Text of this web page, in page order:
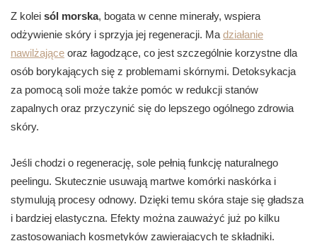
Z kolei sól morska, bogata w cenne minerały, wspiera
odżywienie skóry i sprzyja jej regeneracji. Ma działanie
nawilżające oraz łagodzące, co jest szczególnie korzystne dla
osób borykających się z problemami skórnymi. Detoksykacja
za pomocą soli może także pomóc w redukcji stanów
zapalnych oraz przyczynić się do lepszego ogólnego zdrowia
skóry.
Jeśli chodzi o regenerację, sole pełnią funkcję naturalnego
peelingu. Skutecznie usuwają martwe komórki naskórka i
stymulują procesy odnowy. Dzięki temu skóra staje się gładsza
i bardziej elastyczna. Efekty można zauważyć już po kilku
zastosowaniach kosmetyków zawierających te składniki.